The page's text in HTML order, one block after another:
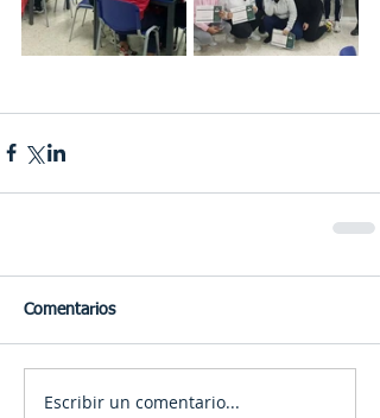
Comentarios
Escribir un comentario...